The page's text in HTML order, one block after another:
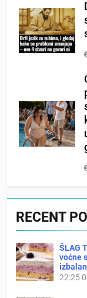
RECENT
ŠLAG
voćne
22:25